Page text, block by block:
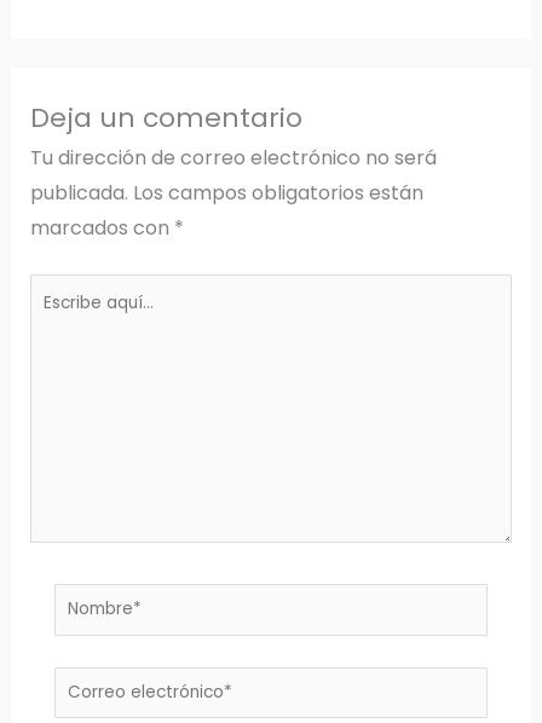
Deja un comentario
Tu dirección de correo electrónico no será
publicada. Los campos obligatorios están
marcados con *
Escribe
Nombre*
Correo